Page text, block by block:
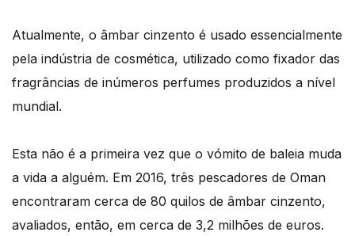
Atualmente, o âmbar cinzento é usado essencialmente
pela indústria de cosmética, utilizado como fixador das
fragrâncias de inúmeros perfumes produzidos a nível
mundial.
Esta não é a primeira vez que o vómito de baleia muda
a vida a alguém. Em 2016, três pescadores de Oman
encontraram cerca de 80 quilos de âmbar cinzento,
avaliados, então, em cerca de 3,2 milhões de euros.